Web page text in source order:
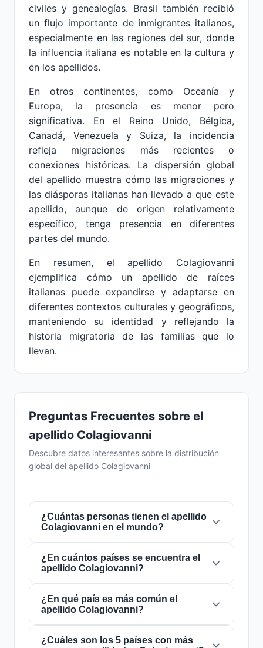
civiles y genealogías. Brasil también recibió
un flujo importante de inmigrantes italianos,
especialmente en las regiones del sur, donde
la influencia italiana es notable en la cultura y
en los apellidos.
En otros continentes, como Oceanía y
Europa, la presencia es menor pero
significativa. En el Reino Unido, Bélgica,
Canadá, Venezuela y Suiza, la incidencia
refleja migraciones más recientes o
conexiones históricas. La dispersión global
del apellido muestra cómo las migraciones y
las diásporas italianas han llevado a que este
apellido, aunque de origen relativamente
específico, tenga presencia en diferentes
partes del mundo.
En resumen, el apellido Colagiovanni
ejemplifica cómo un apellido de raíces
italianas puede expandirse y adaptarse en
diferentes contextos culturales y geográficos,
manteniendo su identidad y reflejando la
historia migratoria de las familias que lo
llevan.
Preguntas Frecuentes sobre el
apellido Colagiovanni
Descubre datos interesantes sobre la distribución
global del apellido Colagiovanni
¿Cuántas personas tienen el apellido
Colagiovanni en el mundo?
Actualmente hay aproximadamente1.120
personascon el apellidoColagiovanni
todo el mundo. Esto significa que
aproximadamente 1 de cada7,142,857
personasen el mundo lleva este apellido. Se
encuentra presente en10 países, lo que refleja
su distribución global.
¿En cuántos países se encuentra el
apellido Colagiovanni?
El apellidoColagiovanni está presente en
paísesde todo el mundo. Esto lo clasifica
como un apellido de alcancelocal. Su
presencia en múltiples países indica patrones
¿En qué país es más común el
apellido Colagiovanni?
El apellidoColagiovannies más común en
¿Cuáles son los 5 países con más